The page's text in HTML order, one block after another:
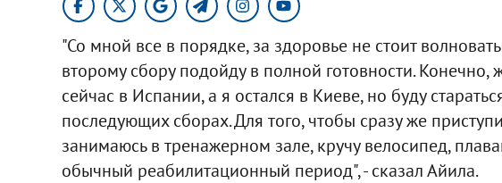
"Со мной все в порядке, за здоровье не стоит
второму сбору подойду в полной готовности.
сейчас в Испании, а я остался в Киеве, но буду
последующих сборах. Для того, чтобы сразу же
занимаюсь в тренажерном зале, кручу велосипед,
обычный реабилитационный период", - сказал Айила.